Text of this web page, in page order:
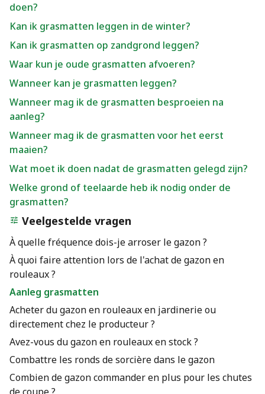
Veelgestelde vragen
À quelle fréquence dois-je arroser le gazon ?
À quoi faire attention lors de l'achat de gazon en
rouleaux ?
Aanleg grasmatten
Acheter du gazon en rouleaux en jardinerie ou
directement chez le producteur ?
Avez-vous du gazon en rouleaux en stock ?
Combattre les ronds de sorcière dans le gazon
Combien de gazon commander en plus pour les chutes
doen?
Kan ik grasmatten leggen in de winter?
Kan ik grasmatten op zandgrond leggen?
Waar kun je oude grasmatten afvoeren?
Wanneer kan je grasmatten leggen?
Wanneer mag ik de grasmatten besproeien na
aanleg?
Wanneer mag ik de grasmatten voor het eerst
maaien?
Wat moet ik doen nadat de grasmatten gelegd zijn?
Welke grond of teelaarde heb ik nodig onder de
grasmatten?